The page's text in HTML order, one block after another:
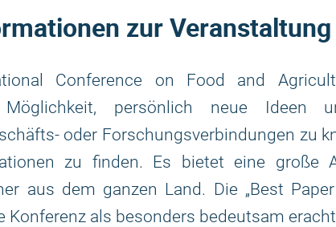
zur Veranstaltung
Conference on Food and
persönlich neue Ideen
oder Forschungsverbindungen zu
zu finden. Es bietet eine große
aus dem ganzen Land. Die „Best
Konferenz als besonders bedeutsam